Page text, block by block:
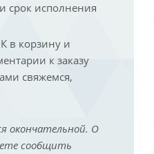
срок исполнения
в корзину и
к заказу
свяжемся,
окончательной. О
сообщить